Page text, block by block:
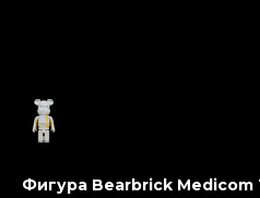
Фигура Bearbrick Medicom